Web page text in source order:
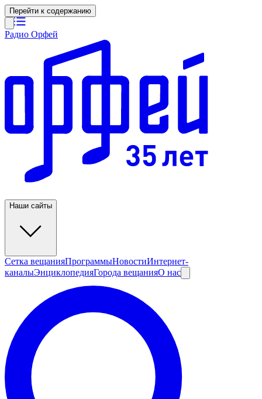
Перейти к содержанию
Радио Орфей
Наши сайты
Сетка вещанияПрограммыНовостиИнтернет-
каналыЭнциклопедияГорода вещанияО нас